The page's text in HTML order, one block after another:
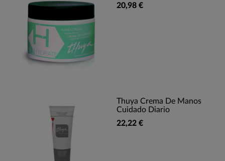
20,98 €
Thuya Crema De Manos
Cuidado Diario
22,22 €